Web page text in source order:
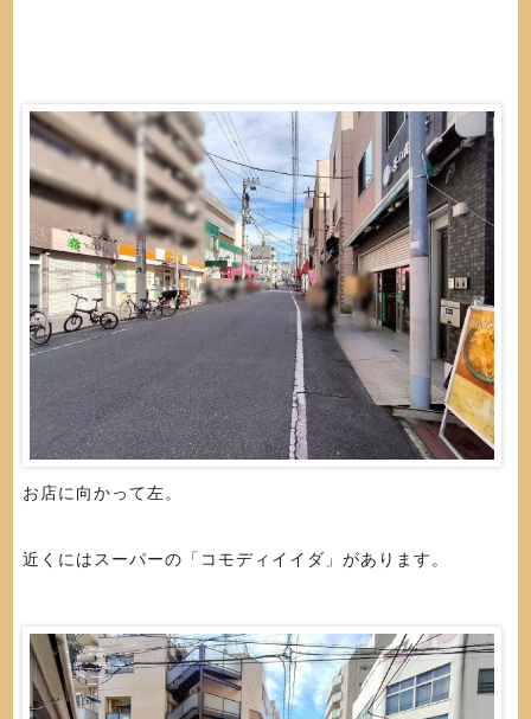
お店に向かって左。
近くにはスーパーの「コモディイイダ」があります。